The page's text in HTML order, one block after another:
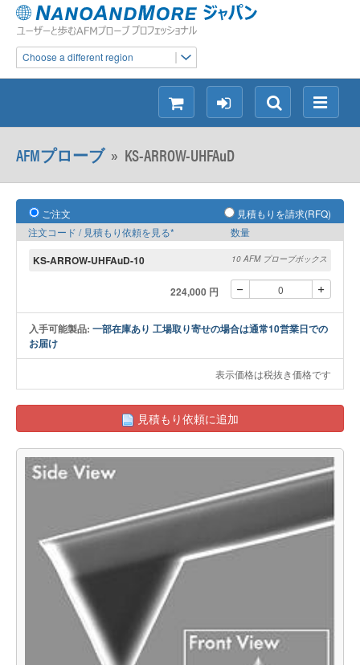
Choose a different region
メ
ニ
検
索
ロ
グ
イ
シ
ョ
ッ
ン
AFMプローブ» KS-ARROW-UHFAuD
ご注文
見積もりを請求(RFQ)
注文コード / 見積もり依頼を見る*
数量
KS-ARROW-UHFAuD-10 10 AFM プローブボックス
224,000 円
入手可能製品: 一部在庫あり 工場取り寄せの場合は通常10営業日での
お届け
表示価格は税抜き価格です
見積もり依頼に追加